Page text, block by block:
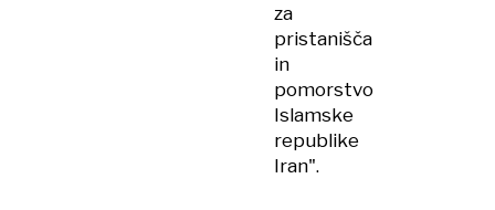
za
pristanišča
in
pomorstvo
Islamske
republike
Iran".